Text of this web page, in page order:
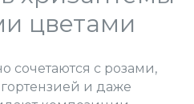
цветами
сочетаются с розами,
и даже